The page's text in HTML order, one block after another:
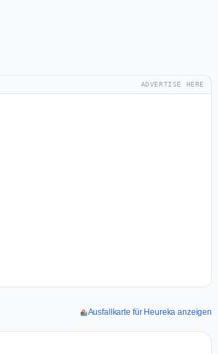
ADVERTISE HERE
Ausfallkarte für Heureka anzeigen